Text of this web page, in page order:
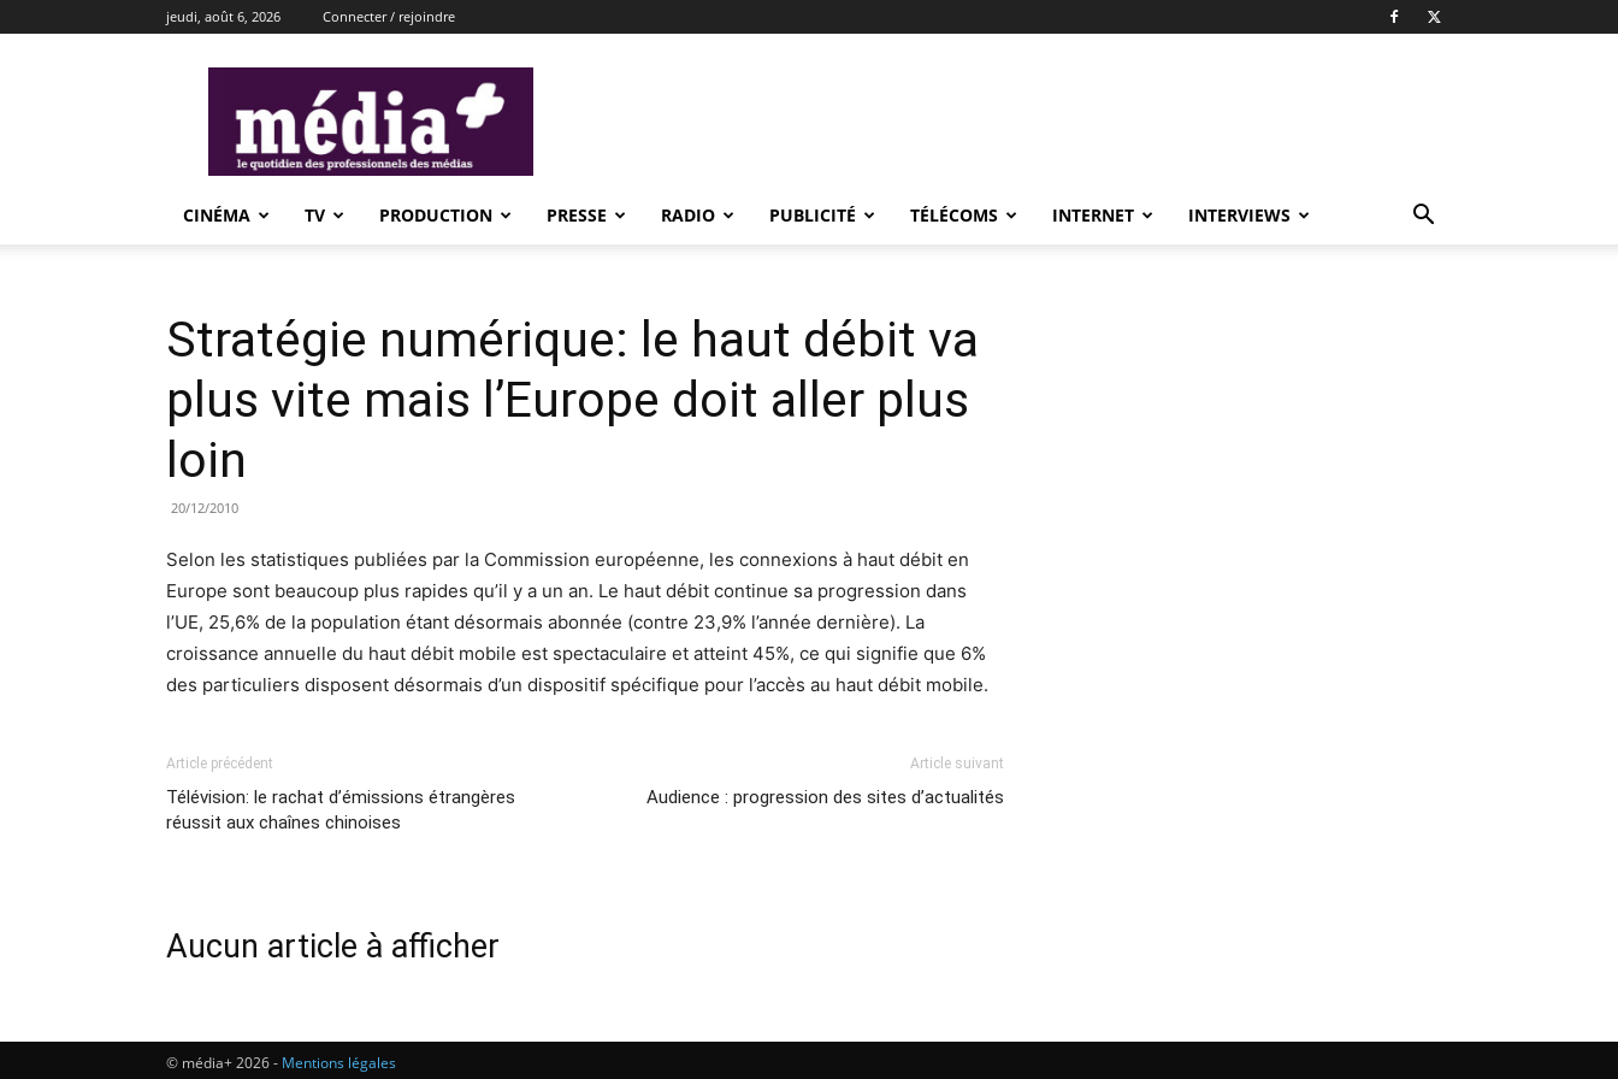
jeudi, août 6, 2026 Connecter / rejoindre
CINÉMA TV PRODUCTION PRESSE RADIO PUBLICITÉ TÉLÉCOMS INTERNET INTERVIEWS
Stratégie numérique: le haut débit va
plus vite mais l’Europe doit aller plus
loin
20/12/2010
Selon les statistiques publiées par la Commission européenne, les connexions à haut débit en
Europe sont beaucoup plus rapides qu’il y a un an. Le haut débit continue sa progression dans
l’UE, 25,6% de la population étant désormais abonnée (contre 23,9% l’année dernière). La
croissance annuelle du haut débit mobile est spectaculaire et atteint 45%, ce qui signifie que 6%
des particuliers disposent désormais d’un dispositif spécifique pour l’accès au haut débit mobile.
Article précédent
Télévision: le rachat d’émissions étrangères
réussit aux chaînes chinoises
Article suivant
Audience : progression des sites d’actualités
Aucun article à afficher
© média+ 2026 - Mentions légales